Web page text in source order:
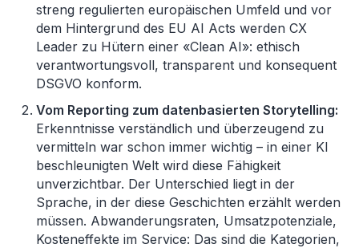
streng regulierten europäischen Umfeld und vor
dem Hintergrund des EU AI Acts werden CX
Leader zu Hütern einer «Clean AI»: ethisch
verantwortungsvoll, transparent und konsequent
DSGVO konform.
Vom Reporting zum datenbasierten Storytelling:
Erkenntnisse verständlich und überzeugend zu
vermitteln war schon immer wichtig – in einer KI
beschleunigten Welt wird diese Fähigkeit
unverzichtbar. Der Unterschied liegt in der
Sprache, in der diese Geschichten erzählt werden
müssen. Abwanderungsraten, Umsatzpotenziale,
Kosteneffekte im Service: Das sind die Kategorien,